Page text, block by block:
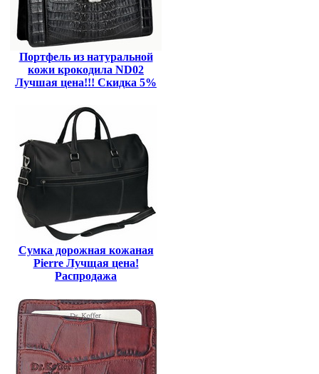
Портфель из натуральной
кожи крокодила ND02
Лучшая цена!!! Скидка 5%
Сумка дорожная кожаная
Pierre Лучщая цена!
Распродажа